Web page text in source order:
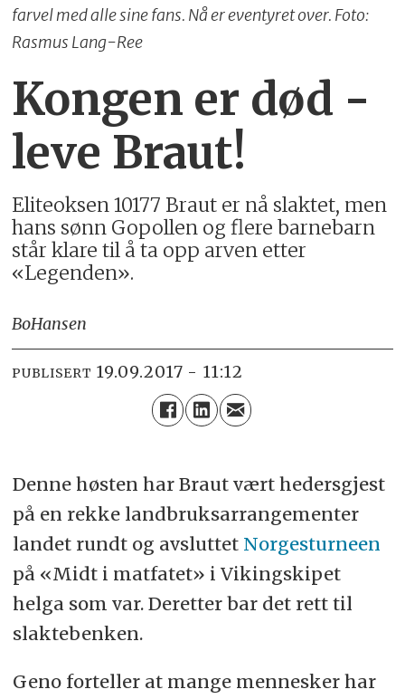
farvel med alle sine fans. Nå er eventyret over. Foto:
Rasmus Lang-Ree
Kongen er død -
leve Braut!
Eliteoksen 10177 Braut er nå slaktet, men
hans sønn Gopollen og flere barnebarn
står klare til å ta opp arven etter
«Legenden».
BoHansen
PUBLISERT 19.09.2017 - 11:12
Denne høsten har Braut vært hedersgjest
på en rekke landbruksarrangementer
landet rundt og avsluttet Norgesturneen
på «Midt i matfatet» i Vikingskipet
helga som var. Deretter bar det rett til
slaktebenken.
Geno forteller at mange mennesker har